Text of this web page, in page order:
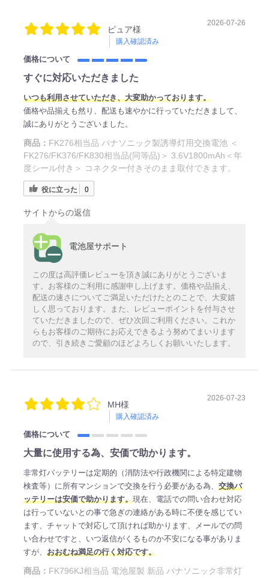
ピュア様
購入確認済み
2026-07-26
価格について
すぐに対応いただきました
いつも利用させていただき、大変助かっております。
価格や品揃えも然り、配送も速やかに行っていただきまして、
誠にありがとうございました。
商品： FK276相当品 パナソニック製誘導灯用交換電池 ＜
FK276/FK376/FK830相当品(同等品)＞ 3.6V1800mAh＜年
度シール付き＞ コネクター付きそのまま取付できます。
役に立った 0
サイトからの返信
電池屋サポート
この度は高評価レビューを頂き誠にありがとうございま
す。お客様のご利用に感謝申し上げます。価格や品揃え、
配送の速さについてご満足いただけたとのことで、大変嬉
しく思っております。また、レビューポイントを付与させ
ていただきましたので、ぜひ次回ご利用ください。これか
らもお客様のご期待にお応えできるよう努めてまいります
ので、引き続きご愛顧のほどよろしくお願いいたします。
MH様
購入確認済み
2026-07-23
価格について
大量に使用する為、安価で助かります。
非常灯バッテリーは定期的（消防法や行政機関による特定建物
検査等）に所有マンションで交換を行う必要がある為、 交換バ
ッテリーは安価で助かります。現在、電話での問い合わせ対応
は行っていないとの事で急ぎの連絡がある時に不便を感じてい
ます、チャットで対応して頂ければ助かります、メールでの問
い合わせですと、いつ返信がくるものか不安になる事がありま
すが、 おおむね満足の行く対応です。
商品： FK796KJ相当品 電池屋製 新品 パナソニック非常灯